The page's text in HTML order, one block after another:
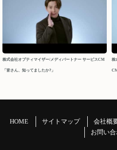
今後ともメディパートナーを
メディパートナーサポート
2026/04/10
ートでございます。
GW休業につきましてご案内申
株式会社オプティマイザー/メディパートナー サービスCM
「皆さん、知ってましたか?」
株
HOME サイトマップ 会社概
お問い